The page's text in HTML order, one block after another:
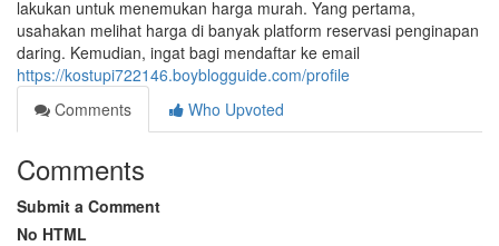
lakukan untuk menemukan harga murah. Yang pertama,
usahakan melihat harga di banyak platform reservasi penginapan
daring. Kemudian, ingat bagi mendaftar ke email
https://kostupi722146.boyblogguide.com/profile
Comments
Who Upvoted
Comments
Submit a Comment
No HTML